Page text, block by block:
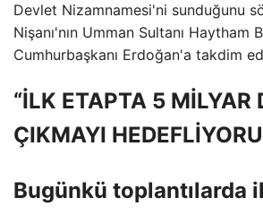
Devlet Nizamnamesi'ni sunduğunu
Nişanı'nın Umman Sultanı Haytham
Cumhurbaşkanı Erdoğan'a takdim
“İLK ETAPTA 5 MİLYAR
ÇIKMAYI
Bugünkü toplantılarda